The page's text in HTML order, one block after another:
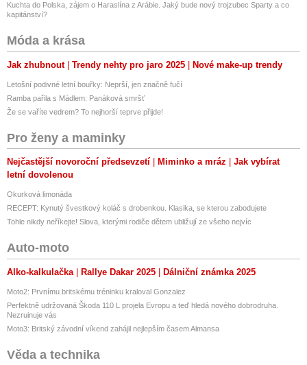
Proudová ochrana B
Ano
Ano
Ano
Odolnost vůči vodě a prachu
Ano IP65
Ano IP65
Časovač / odložené nabíjení
Ano
Ano
Ano
Ano
Ano
Ne
Ano
Ne
Malý
Kuchta do Polska, zájem o Haraslína z Arábie. Jaký bude nový trojzubec Sparty a co
kapitánství?
Móda a krása
Jak zhubnout Trendy nehty pro jaro 2025 Nové make-up trendy
Letošní podivné letní bouřky: Neprší, jen značně fučí
Ramba pařila s Mádlem: Panáková smršť
Že se vaříte vedrem? To nejhorší teprve přijde!
Pro ženy a maminky
Nejčastější novoroční předsevzetí Miminko a mráz
Jak vybírat
letní dovolenou
Okurková limonáda
RECEPT: Kynutý švestkový koláč s drobenkou. Klasika, se kterou zabodujete
Tohle nikdy neříkejte! Slova, kterými rodiče dětem ubližují ze všeho nejvíc
Auto-moto
Alko-kalkulačka Rallye Dakar 2025 Dálniční známka 2025
Moto2: Prvnímu britskému tréninku kraloval Gonzalez
Perfektně udržovaná Škoda 110 L projela Evropu a teď hledá nového dobrodruha.
Nezruinuje vás
Moto3: Britský závodní víkend zahájil nejlepším časem Almansa
Věda a technika